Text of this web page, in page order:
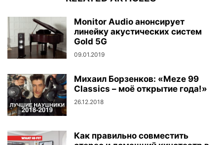
Monitor Audio анонсирует
линейку акустических систем
Gold 5G
09.01.2019
Михаил Борзенков: «Meze 99
Classics – моё открытие года!»
26.12.2018
Как правильно совместить